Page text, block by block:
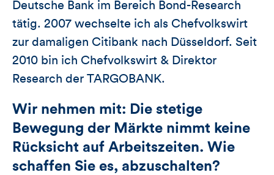
Deutsche Bank im Bereich Bond-Research
tätig. 2007 wechselte ich als Chefvolkswirt
zur damaligen Citibank nach Düsseldorf. Seit
2010 bin ich Chefvolkswirt & Direktor
Research der TARGOBANK.
Wir nehmen mit: Die stetige
Bewegung der Märkte nimmt keine
Rücksicht auf Arbeitszeiten. Wie
schaffen Sie es, abzuschalten?